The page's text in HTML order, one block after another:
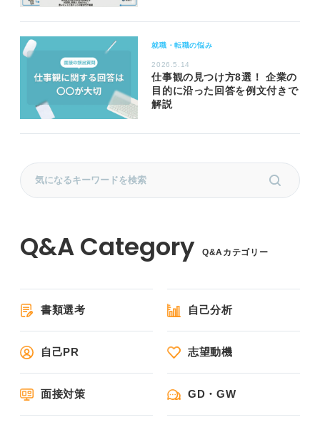
就職・転職の悩み
2026.5.14
仕事観の見つけ方8選！ 企業の
目的に沿った回答を例文付きで
解説
Q&Aカテゴリー
書類選考 自己分析
自己PR 志望動機
面接対策 GD・GW